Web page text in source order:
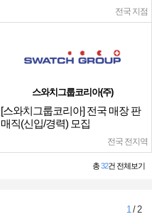
전국 지점
스와치그룹코리아(주)
[스와치그룹코리아] 전국 매장 판
매직(신입/경력) 모집
전국 전지역
총32건 전체보기
1/ 2